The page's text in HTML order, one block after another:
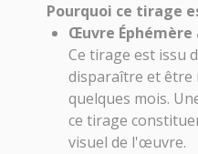
Pourquoi ce tirage
Œuvre
Ce tirage est issu
disparaître et être
quelques mois.
ce tirage
visuel de l'œuvre.